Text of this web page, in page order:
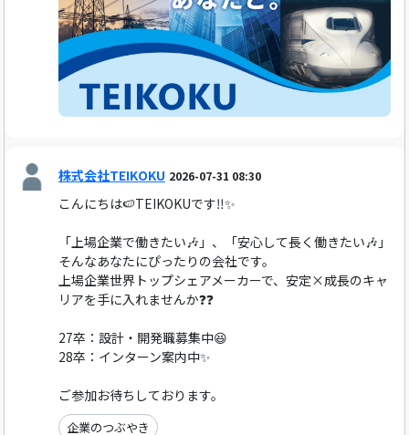
株式会社TEIKOKU 2026-07-31 08:30
こんにちは🍉TEIKOKUです‼️✨
「上場企業で働きたい🎶」、「安心して長く働きたい🎶」
そんなあなたにぴったりの会社です。
上場企業世界トップシェアメーカーで、安定×成長のキャ
リアを手に入れませんか❓❓
27卒：設計・開発職募集中😆
28卒：インターン案内中✨
ご参加お待ちしております。
企業のつぶやき